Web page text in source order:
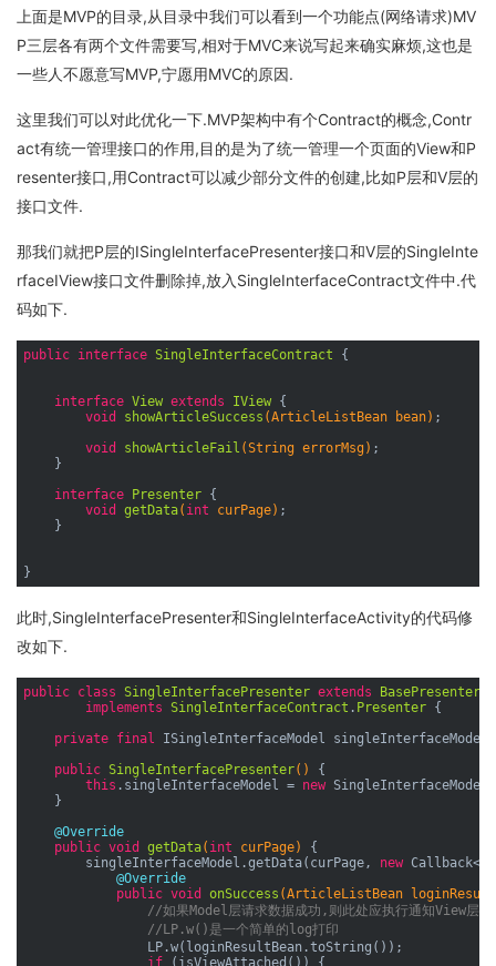
上面是MVP的目录,从目录中我们可以看到一个功能点(网络请求)MV
P三层各有两个文件需要写,相对于MVC来说写起来确实麻烦,这也是
一些人不愿意写MVP,宁愿用MVC的原因.
这里我们可以对此优化一下.MVP架构中有个Contract的概念,Contr
act有统一管理接口的作用,目的是为了统一管理一个页面的View和P
resenter接口,用Contract可以减少部分文件的创建,比如P层和V层的
接口文件.
那我们就把P层的ISingleInterfacePresenter接口和V层的SingleInte
rfaceIView接口文件删除掉,放入SingleInterfaceContract文件中.代
码如下.
public interface SingleInterfaceContract {
interface View extends IView {
void
showArticleSuccess (ArticleListBean bean) ;
void
showArticleFail (String errorMsg) ;
    }
interface
Presenter {
void
getData( int curPage) ;
    }
此时,SingleInterfacePresenter和SingleInterfaceActivity的代码修
改如下.
public class SingleInterfacePresenter extends BasePresenter
implements SingleInterfaceContract . Presenter {
private final ISingleInterfaceModel singleInterfaceModel;
public SingleInterfacePresenter()
{
this .singleInterfaceModel = new
    }
@Override
public void getData( int curPage)
{
        singleInterfaceModel.getData(curPage,
new
@Override
public void onSuccess (ArticleListBean
//如果Model层请求数据成功,则此处应执行通知View层的
//LP.w()是一个简单的log打印
                LP.w(loginResultBean.toString());